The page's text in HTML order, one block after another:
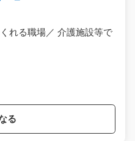
れる職場／ 介護施設等で
る